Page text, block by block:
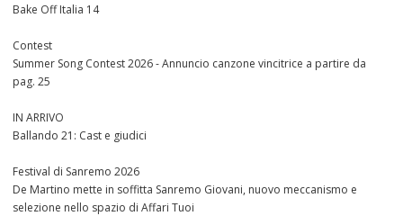
Bake Off Italia 14
Contest
Summer Song Contest 2026 - Annuncio canzone vincitrice a partire da
pag. 25
IN ARRIVO
Ballando 21: Cast e giudici
Festival di Sanremo 2026
De Martino mette in soffitta Sanremo Giovani, nuovo meccanismo e
selezione nello spazio di Affari Tuoi